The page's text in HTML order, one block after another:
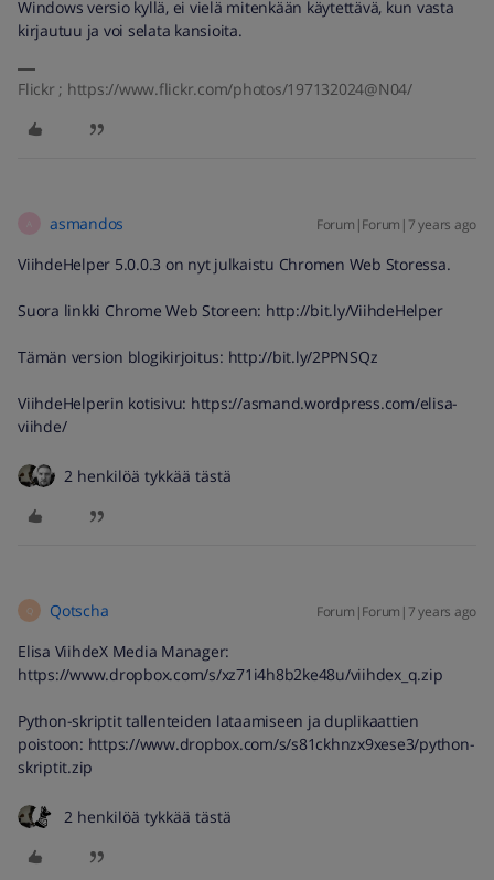
Windows versio kyllä, ei vielä mitenkään käytettävä, kun vasta
kirjautuu ja voi selata kansioita.
Flickr ; https://www.flickr.com/photos/197132024@N04/
asmandos Forum|Forum|7 years ago
ViihdeHelper 5.0.0.3 on nyt julkaistu Chromen Web Storessa.
Suora linkki Chrome Web Storeen: http://bit.ly/ViihdeHelper
Tämän version blogikirjoitus: http://bit.ly/2PPNSQz
ViihdeHelperin kotisivu: https://asmand.wordpress.com/elisa-
viihde/
2 henkilöä tykkää tästä
Q Qotscha Forum|Forum|7 years ago
Elisa ViihdeX Media Manager:
https://www.dropbox.com/s/xz71i4h8b2ke48u/viihdex_q.zip
Python-skriptit tallenteiden lataamiseen ja duplikaattien
poistoon: https://www.dropbox.com/s/s81ckhnzx9xese3/python-
skriptit.zip
2 henkilöä tykkää tästä